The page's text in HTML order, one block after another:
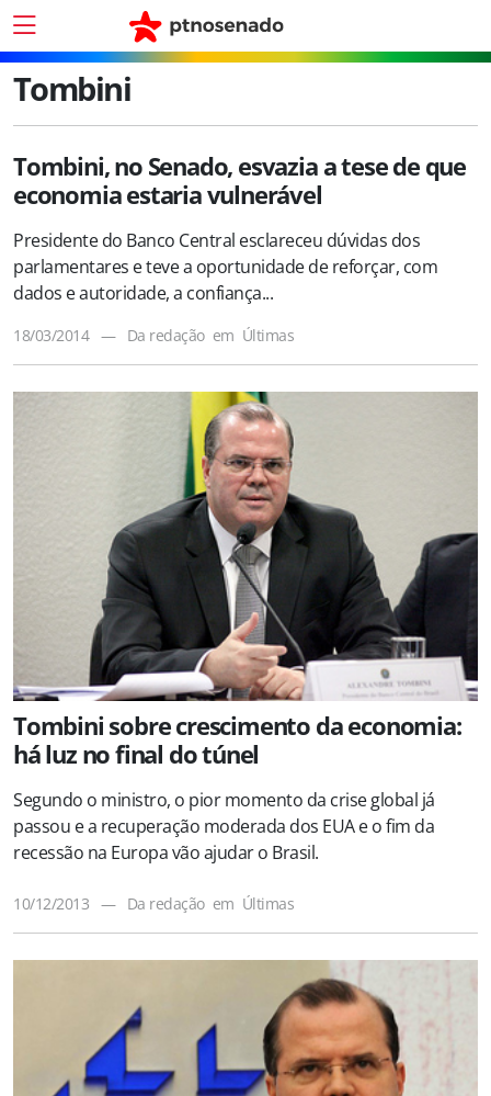
Tombini
Tombini, no Senado, esvazia a tese de que
economia estaria vulnerável
Presidente do Banco Central esclareceu dúvidas dos
parlamentares e teve a oportunidade de reforçar, com
dados e autoridade, a confiança...
18/03/2014 — Da redação em Últimas
Tombini sobre crescimento da economia:
há luz no final do túnel
Segundo o ministro, o pior momento da crise global já
passou e a recuperação moderada dos EUA e o fim da
recessão na Europa vão ajudar o Brasil.
10/12/2013 — Da redação em Últimas